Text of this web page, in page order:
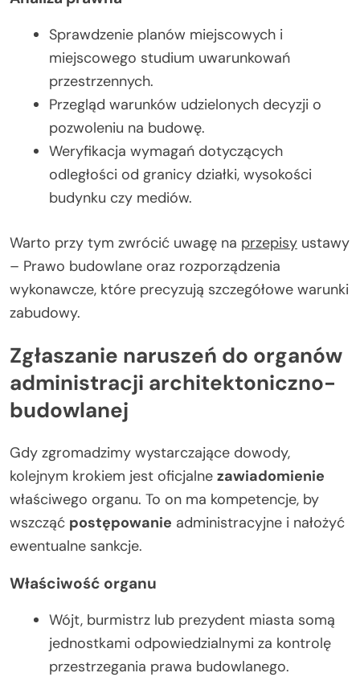
Sprawdzenie planów miejscowych i
miejscowego studium uwarunkowań
przestrzennych.
Przegląd warunków udzielonych decyzji o
pozwoleniu na budowę.
Weryfikacja wymagań dotyczących
odległości od granicy działki, wysokości
budynku czy mediów.
Warto przy tym zwrócić uwagę na przepisy ustawy
– Prawo budowlane oraz rozporządzenia
wykonawcze, które precyzują szczegółowe warunki
zabudowy.
Zgłaszanie naruszeń do organów
administracji architektoniczno-
budowlanej
Gdy zgromadzimy wystarczające dowody,
kolejnym krokiem jest oficjalne zawiadomienie
właściwego organu. To on ma kompetencje, by
wszcząć postępowanie administracyjne i nałożyć
ewentualne sankcje.
Właściwość organu
Wójt, burmistrz lub prezydent miasta somą
jednostkami odpowiedzialnymi za kontrolę
przestrzegania prawa budowlanego.